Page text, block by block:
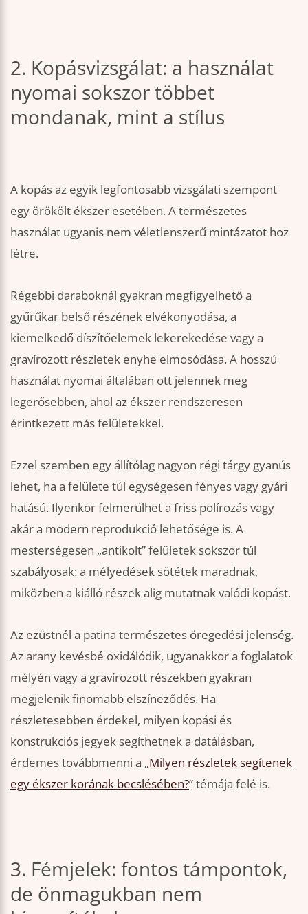
2. Kopásvizsgálat: a használat
nyomai sokszor többet
mondanak, mint a stílus
A kopás az egyik legfontosabb vizsgálati szempont
egy örökölt ékszer esetében. A természetes
használat ugyanis nem véletlenszerű mintázatot hoz
létre.
Régebbi daraboknál gyakran megfigyelhető a
gyűrűkar belső részének elvékonyodása, a
kiemelkedő díszítőelemek lekerekedése vagy a
gravírozott részletek enyhe elmosódása. A hosszú
használat nyomai általában ott jelennek meg
legerősebben, ahol az ékszer rendszeresen
érintkezett más felületekkel.
Ezzel szemben egy állítólag nagyon régi tárgy gyanús
lehet, ha a felülete túl egységesen fényes vagy gyári
hatású. Ilyenkor felmerülhet a friss polírozás vagy
akár a modern reprodukció lehetősége is. A
mesterségesen „antikolt” felületek sokszor túl
szabályosak: a mélyedések sötétek maradnak,
miközben a kiálló részek alig mutatnak valódi kopást.
Az ezüstnél a patina természetes öregedési jelenség.
Az arany kevésbé oxidálódik, ugyanakkor a foglalatok
mélyén vagy a gravírozott részekben gyakran
megjelenik finomabb elszíneződés. Ha
részletesebben érdekel, milyen kopási és
konstrukciós jegyek segíthetnek a datálásban,
érdemes továbbmenni a „Milyen részletek segítenek
egy ékszer korának becslésében?” témája felé is.
3. Fémjelek: fontos támpontok,
de önmagukban nem